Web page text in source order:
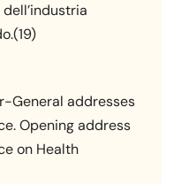
General addresses
Opening address
on Health